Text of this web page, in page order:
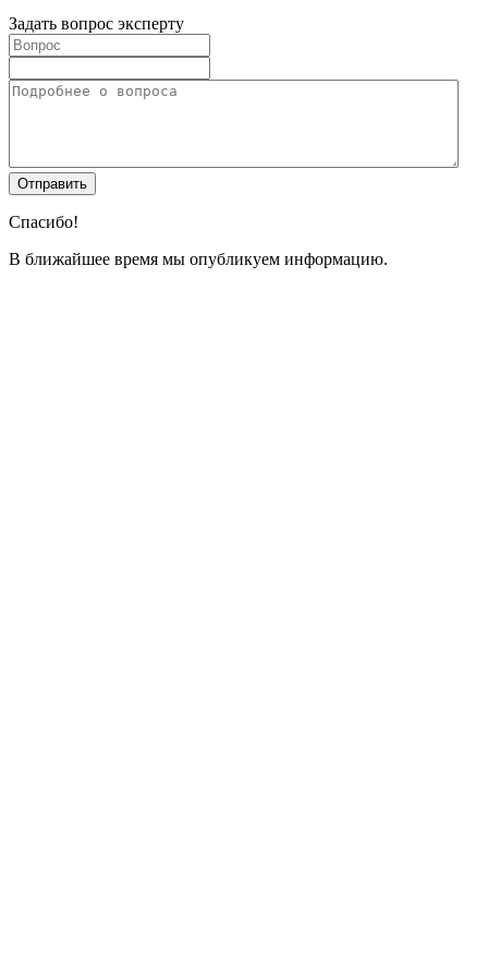
Задать вопрос эксперту
Спасибо!
В ближайшее время мы опубликуем информацию.